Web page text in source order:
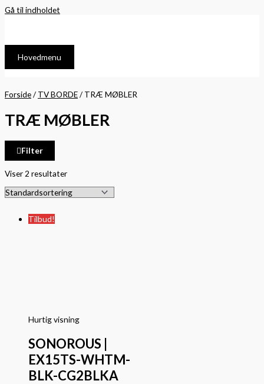
Gå til indholdet
Hovedmenu
Forside/ TV BORDE/ TRÆ MØBLER
TRÆ MØBLER
Filter
Viser 2 resultater
Tilbud!
Hurtig visning
SONOROUS |
EX15TS-WHTM-
BLK-CG2BLKA